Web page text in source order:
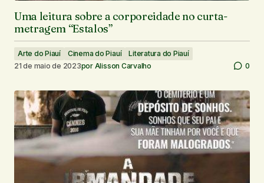
Uma leitura sobre a corporeidade no curta-
metragem “Estalos”
Arte do Piauí Cinema do Piauí
Literatura do Piauí
21 de maio de 2023por Alisson Carvalho 0